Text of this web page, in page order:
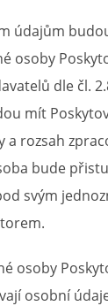
údajům
osoby
dle čl.
mít
a rozsah
bude
svým
osoby
osobní